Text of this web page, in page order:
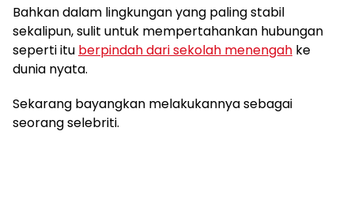
Bahkan dalam lingkungan yang paling stabil
sekalipun, sulit untuk mempertahankan hubungan
seperti itu berpindah dari sekolah menengah ke
dunia nyata.
Sekarang bayangkan melakukannya sebagai
seorang selebriti.